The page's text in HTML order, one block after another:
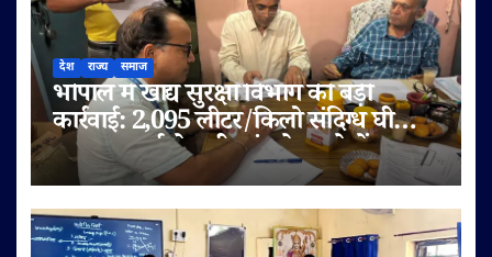
देश राज्य समाज
भोपाल में खाद्य सुरक्षा विभाग की बड़ी
कार्रवाई: 2,095 लीटर/किलो संदिग्ध घी
जब्त, सप्लाई चेन भी जांच के दायरे में